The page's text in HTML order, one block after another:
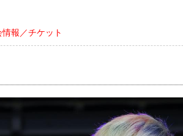
報／チケット